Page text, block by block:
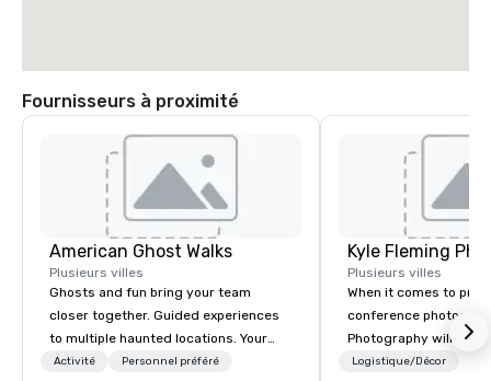
Fournisseurs à proximité
American Ghost Walks
Plusieurs villes
Ghosts and fun bring your team
closer together. Guided experiences
to multiple haunted locations. Your
group will be treated to a ghostly
Activité Personnel préféré
Kyle Fleming
Plusieurs villes
When it comes to
conference
Photography will
quality photos
Logistique/Décor